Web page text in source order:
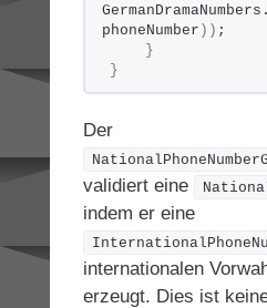
GermanDramaNumbers.
phoneNumber )) ;
}
}
Der
validiert eine
indem er eine
internationalen
erzeugt. Dies ist